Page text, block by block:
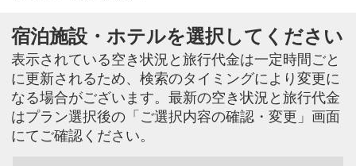
宿泊施設・ホテルを選択してください
表示されている空き状況と旅行代金は一定時間ごと
に更新されるため、検索のタイミングにより変更に
なる場合がございます。最新の空き状況と旅行代金
はプラン選択後の「ご選択内容の確認・変更」画面
にてご確認ください。